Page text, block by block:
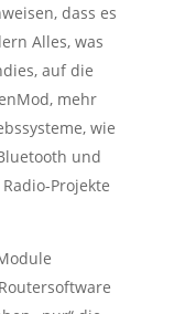
dass es
Alles, was
auf die
mehr
wie
und
Projekte